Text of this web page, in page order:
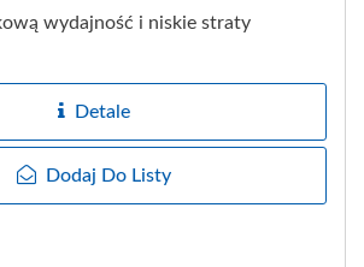
wydajność i niskie straty
Detale
Dodaj Do Listy